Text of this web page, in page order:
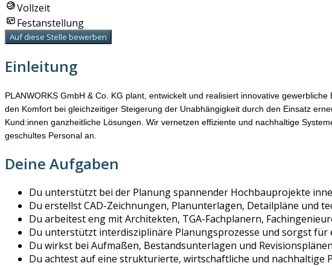
Vollzeit
Festanstellung
Auf diese Stelle bewerben
Einleitung
PLANWORKS GmbH & Co. KG plant, entwickelt und realisiert innovative
den Komfort bei gleichzeitiger Steigerung der Unabhängigkeit durch den Einsatz
Kund:innen ganzheitliche Lösungen. Wir vernetzen effiziente und nachhaltige
geschultes Personal an.
Deine Aufgaben
Du unterstützt bei der Planung spannender Hochbauprojekte
Du erstellst CAD-Zeichnungen, Planunterlagen, Detailpläne und
Du arbeitest eng mit Architekten, TGA-Fachplanern,
Du unterstützt interdisziplinäre Planungsprozesse und sorgst für
Du wirkst bei Aufmaßen, Bestandsunterlagen und
Du achtest auf eine strukturierte, wirtschaftliche und nachhaltige